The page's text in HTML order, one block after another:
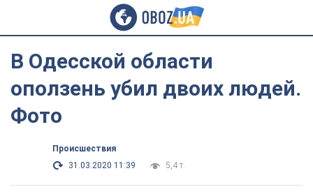
В Одесской области
оползень убил двоих людей.
Фото
Происшествия
31.03.2020 11:39
5,4 т.